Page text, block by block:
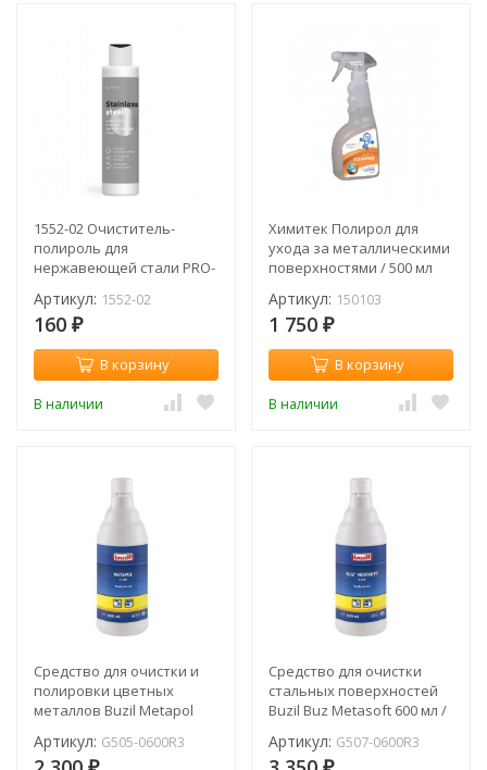
1552-02 Очиститель-
полироль для
нержавеющей стали PRO-
мл
Артикул: 1552-02
160 ₽
В корзину
В наличии
Химитек Полирол для
ухода за металлическими
поверхностями / 500 мл
Артикул: 150103
1 750 ₽
В корзину
В наличии
Cредство для очистки и
полировки цветных
металлов Buzil Metapol
Артикул: G505-0600R3
₽
Cредство для очистки
стальных поверхностей
Buzil Buz Metasoft 600 мл /
Артикул: G507-0600R3
₽